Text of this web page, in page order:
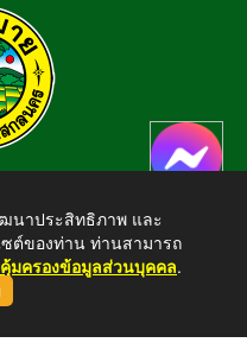
ถามข้อมูลโทร 042-794924
ฒนาประสิทธิภาพ และ
ต์ของท่าน ท่านสามารถ
มครองข้อมูลส่วนบุคคล.